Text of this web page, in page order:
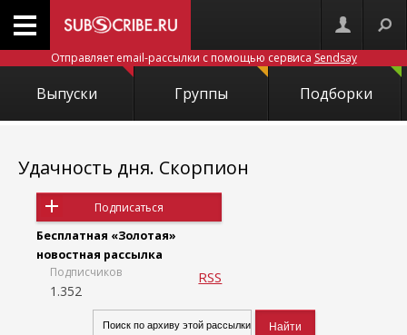
Отправляет email-рассылки с помощью сервиса Sendsay
Выпуски Группы Подборки
Удачность дня. Скорпион
Подписаться
Бесплатная «Золотая»
новостная рассылка
Подписчиков
1.352
RSS